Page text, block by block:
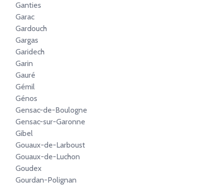
Ganties
Garac
Gardouch
Gargas
Garidech
Garin
Gauré
Gémil
Génos
Gensac-de-Boulogne
Gensac-sur-Garonne
Gibel
Gouaux-de-Larboust
Gouaux-de-Luchon
Goudex
Gourdan-Polignan